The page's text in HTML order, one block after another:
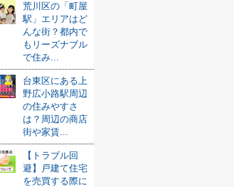
荒川区の「町屋
駅」エリアはど
んな街？都内で
もリーズナブル
で住み...
台東区にある上
野広小路駅周辺
の住みやすさ
は？周辺の商店
街や家賃...
【トラブル回
避】戸建て住宅
を売買する際に